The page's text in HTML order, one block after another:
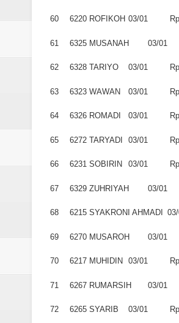
60 6220 ROFIKOH 03/01
61 6325 MUSANAH 03/01
62 6328 TARIYO 03/01
63 6323 WAWAN 03/01
64 6326 ROMADI 03/01
65 6272 TARYADI 03/01
66 6231 SOBIRIN 03/01
67 6329 ZUHRIYAH 03/01
68 6215 SYAKRONI AHMADI
69 6270 MUSAROH 03/01
70 6217 MUHIDIN 03/01
71 6267 RUMARSIH 03/01
72 6265 SYARIB 03/01